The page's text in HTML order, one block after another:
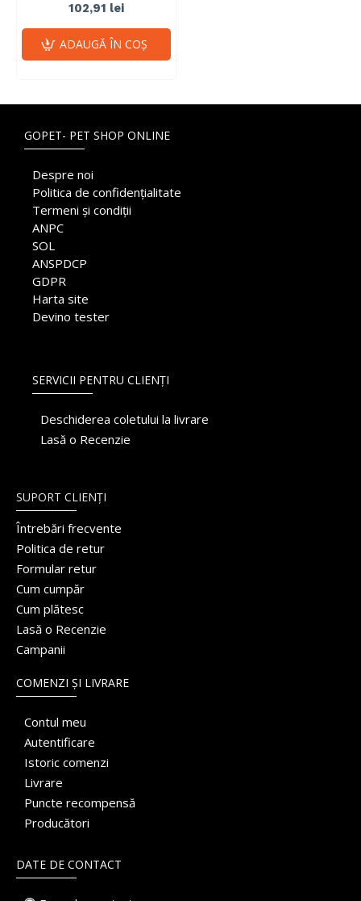
102,91 lei
ADAUGĂ ÎN COŞ
GOPET- PET SHOP ONLINE
Despre noi
Politica de confidențialitate
Termeni și condiții
ANPC
SOL
ANSPDCP
GDPR
Harta site
Devino tester
SERVICII PENTRU CLIENȚI
Deschiderea coletului la livrare
Lasă o Recenzie
SUPORT CLIENȚI
Întrebări frecvente
Politica de retur
Formular retur
Cum cumpăr
Cum plătesc
Lasă o Recenzie
Campanii
COMENZI ȘI LIVRARE
Contul meu
Autentificare
Istoric comenzi
Livrare
Puncte recompensă
Producători
DATE DE CONTACT